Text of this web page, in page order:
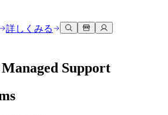
ム向けに2Dおよび3Dゲームを構築
速なイテレーション
ジェクトを構築およびレビューする
ング
ルとAPIリファレンス
がる
をレベルアップ
サポート
を早く達成する
詳しくみる
Support